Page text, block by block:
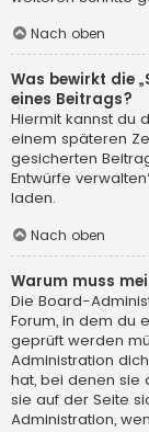
Nach oben
Was bewirkt die
eines Beitrags?
Hiermit kannst du
einem späteren
gesicherten
Entwürfe
laden.
Nach oben
Warum muss
Die Board-
Forum, in dem du
geprüft werden
Administration
hat, bei denen sie
sie auf der Seite
Administration,